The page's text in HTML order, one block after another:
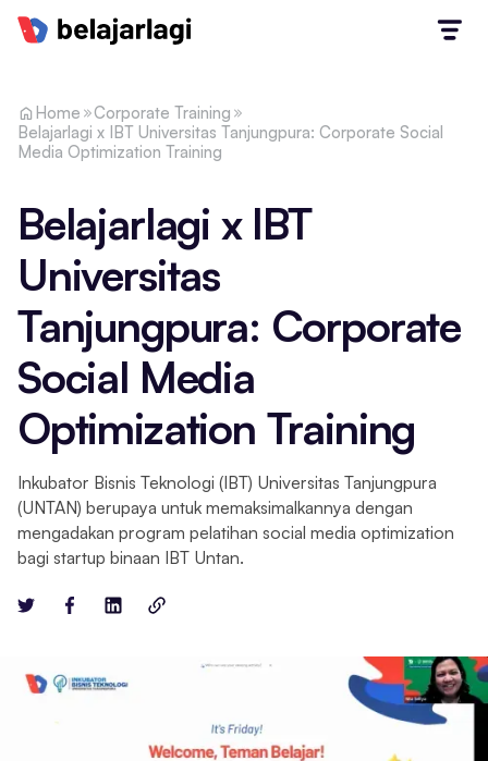
Home
Corporate Training
Belajarlagi x IBT Universitas Tanjungpura: Corporate Social
Media Optimization Training
Belajarlagi x IBT
Universitas
Tanjungpura: Corporate
Social Media
Optimization Training
Inkubator Bisnis Teknologi (IBT) Universitas Tanjungpura
(UNTAN) berupaya untuk memaksimalkannya dengan
mengadakan program pelatihan social media optimization
bagi startup binaan IBT Untan.